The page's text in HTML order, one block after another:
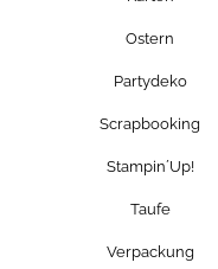
Ostern
Partydeko
Scrapbooking
Stampin´Up!
Taufe
Verpackung